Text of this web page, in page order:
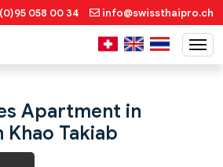
058 00 34 info@swissthaipro.ch
Apartment in
Khao Takiab